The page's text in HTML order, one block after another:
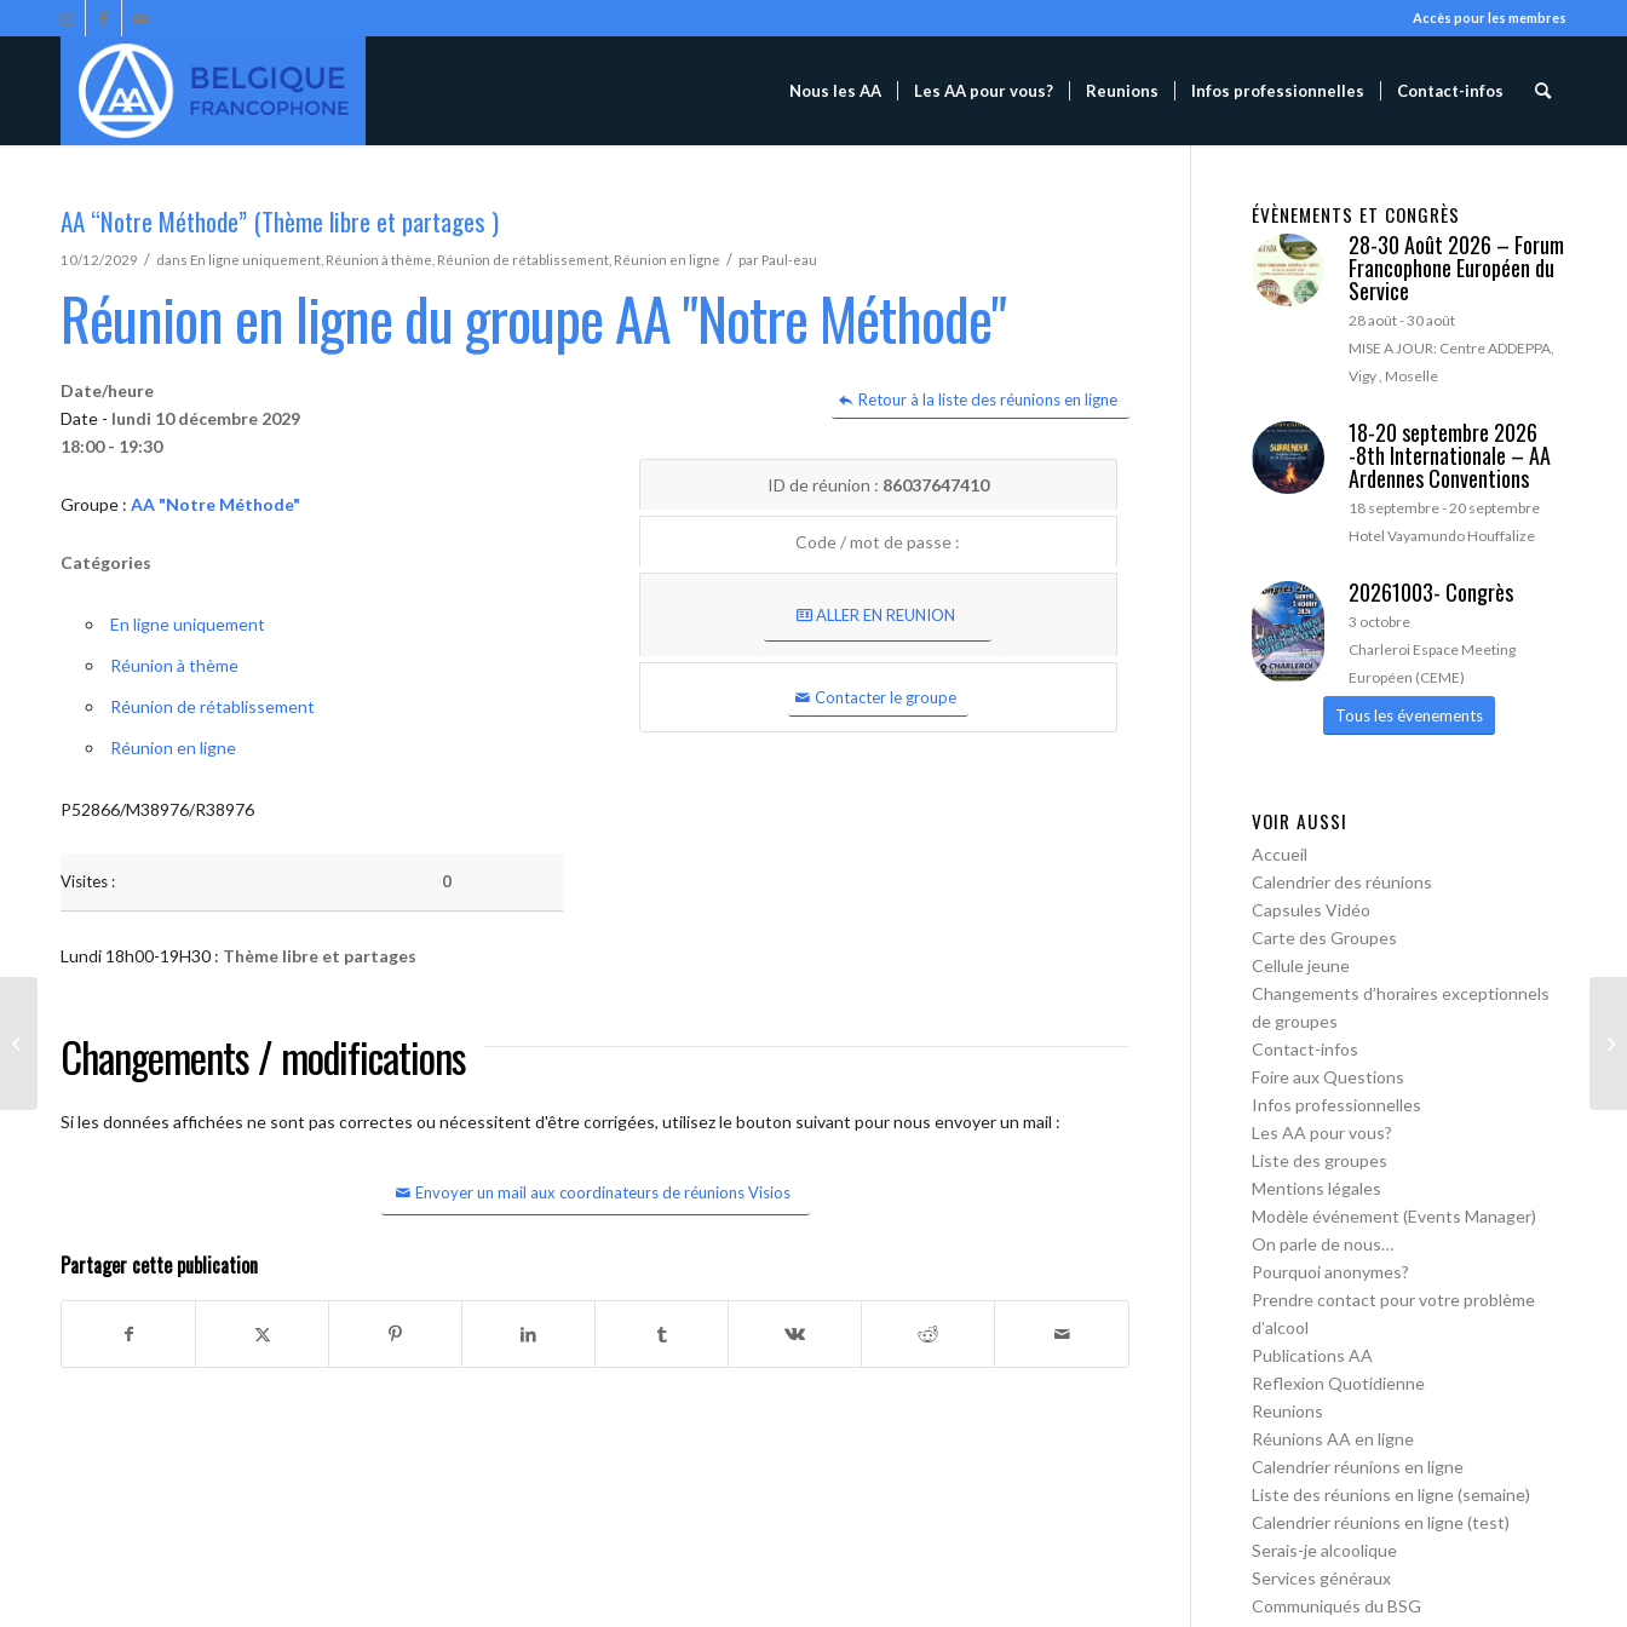
Accès pour les membres
Nous les AA Les AA pour vous? Reunions Infos professionnelles Contact-infos
AA “Notre Méthode” (Thème libre et partages )
10/12/2029 / dans En ligne uniquement Réunion à thème Réunion de rétablissement Réunion en ligne / par Paul-eau
Réunion en ligne du groupe AA "Notre Méthode"
Retour à la liste des réunions en ligne
Date/heure
Date - lundi 10 décembre 2029
18:00 - 19:30
Groupe : AA "Notre Méthode"
Catégories
En ligne uniquement
Réunion à thème
Réunion de rétablissement
Réunion en ligne
P52866/M38976/R38976
Visites : 0
ID de réunion : 86037647410
Code / mot de passe :
ALLER EN REUNION
Contacter le groupe
Lundi 18h00-19H30 : Thème libre et partages
Changements / modifications
Si les données affichées ne sont pas correctes ou nécessitent d'être corrigées, utilisez le bouton suivant pour nous envoyer un mail :
Envoyer un mail aux coordinateurs de réunions Visios
Partager cette publication
ÉVÈNEMENTS ET CONGRÈS
28-30 Août 2026 – Forum
Francophone Européen du
Service
28 août-30 août
MISE A JOUR: Centre ADDEPPA,
Vigy , Moselle
18-20 septembre 2026
-8th Internationale – AA
Ardennes Conventions
18 septembre-20 septembre
Hotel Vayamundo Houffalize
20261003- Congrès
3 octobre
Charleroi Espace Meeting
Européen (CEME)
Tous les évenements
VOIR AUSSI
Accueil
Calendrier des réunions
Capsules Vidéo
Carte des Groupes
Cellule jeune
Changements d’horaires exceptionnels
de groupes
Contact-infos
Foire aux Questions
Infos professionnelles
Les AA pour vous?
Liste des groupes
Mentions légales
Modèle événement (Events Manager)
On parle de nous…
Pourquoi anonymes?
Prendre contact pour votre problème
d’alcool
Publications AA
Reflexion Quotidienne
Reunions
Réunions AA en ligne
Calendrier réunions en ligne
Liste des réunions en ligne (semaine)
Calendrier réunions en ligne (test)
Serais-je alcoolique
Services généraux
Communiqués du BSG
partages )